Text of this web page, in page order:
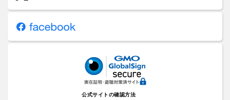
公式サイトの確認方法